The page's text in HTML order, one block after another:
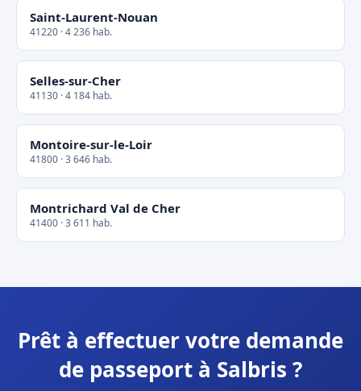
Saint-Laurent-Nouan
41220 · 4 236 hab.
Selles-sur-Cher
41130 · 4 184 hab.
Montoire-sur-le-Loir
41800 · 3 646 hab.
Montrichard Val de Cher
41400 · 3 611 hab.
Prêt à effectuer votre demande
de passeport à Salbris ?